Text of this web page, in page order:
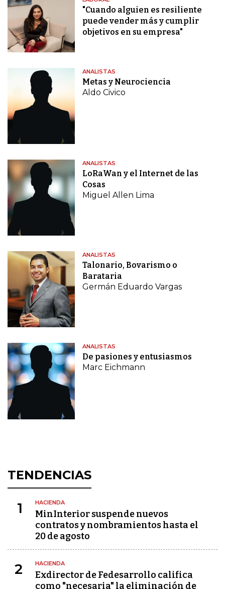
"Cuando alguien es resiliente
puede vender más y cumplir
objetivos en su empresa"
ANALISTAS
Metas y Neurociencia
Aldo Civico
ANALISTAS
LoRaWan y el Internet de las
Cosas
Miguel Allen Lima
ANALISTAS
Talonario, Bovarismo o
Barataria
Germán Eduardo Vargas
ANALISTAS
De pasiones y entusiasmos
Marc Eichmann
TENDENCIAS
1 HACIENDA
MinInterior suspende nuevos
contratos y nombramientos hasta el
20 de agosto
2 HACIENDA
Exdirector de Fedesarrollo califica
como "necesaria" la eliminación de